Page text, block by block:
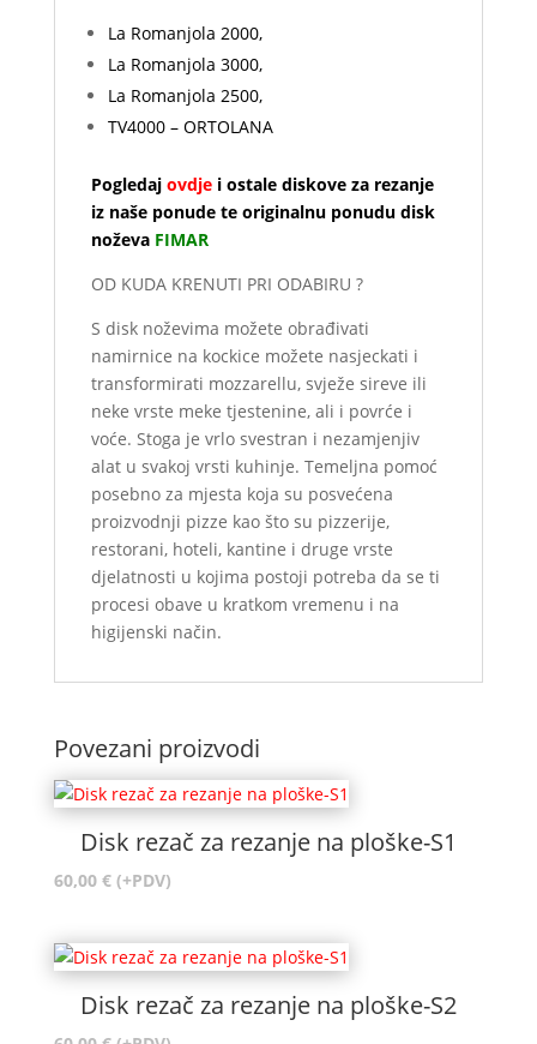
La Romanjola 2000,
La Romanjola 3000,
La Romanjola 2500,
TV4000 – ORTOLANA
Pogledaj ovdjei ostale diskove za rezanje
iz naše ponude te originalnu ponudu disk
noževa FIMAR
OD KUDA KRENUTI PRI ODABIRU ?
S disk noževima možete obrađivati
namirnice na kockice možete nasjeckati i
transformirati mozzarellu, svježe sireve ili
neke vrste meke tjestenine, ali i povrće i
voće. Stoga je vrlo svestran i nezamjenjiv
alat u svakoj vrsti kuhinje. Temeljna pomoć
posebno za mjesta koja su posvećena
proizvodnji pizze kao što su pizzerije,
restorani, hoteli, kantine i druge vrste
djelatnosti u kojima postoji potreba da se ti
procesi obave u kratkom vremenu i na
higijenski način.
Povezani proizvodi
Disk rezač za rezanje na ploške-S1
60,00 € (+PDV)
Disk rezač za rezanje na ploške-S2